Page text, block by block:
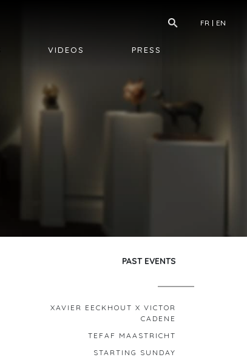
FR EN
VIDEOS PRESS
PAST EVENTS
XAVIER EECKHOUT X VICTOR
CADENE
TEFAF MAASTRICHT
STARTING SUNDAY